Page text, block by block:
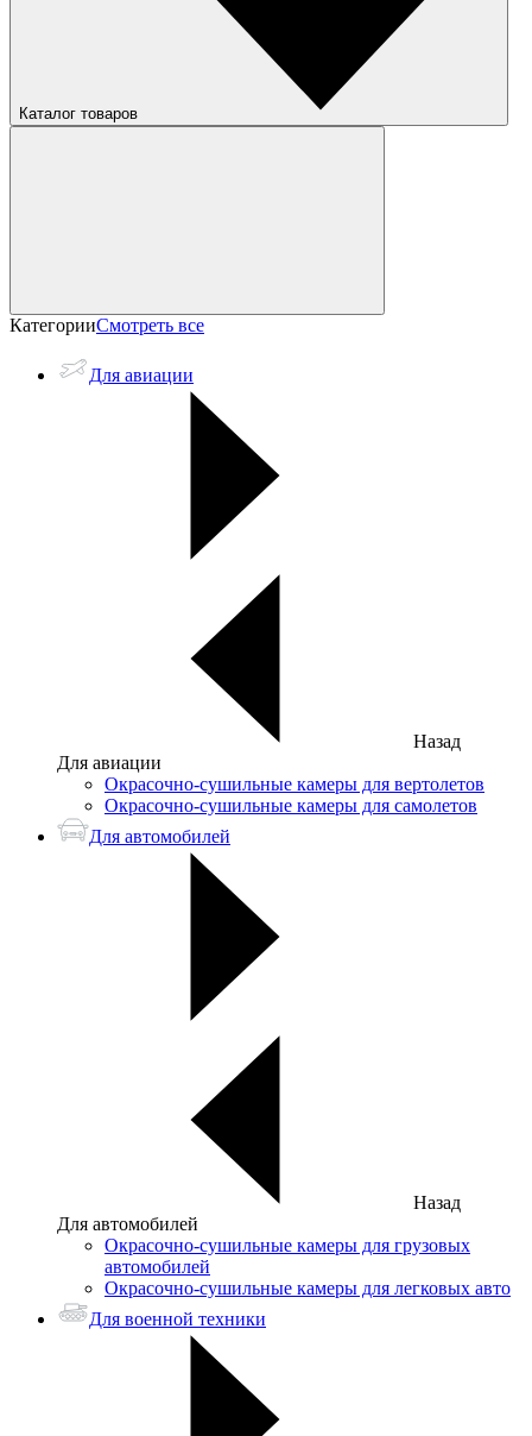
Каталог товаров
КатегорииСмотреть все
Для авиации
Назад
Для авиации
Окрасочно-сушильные камеры для вертолетов
Окрасочно-сушильные камеры для самолетов
Для автомобилей
Назад
Для автомобилей
Окрасочно-сушильные камеры для грузовых
автомобилей
Окрасочно-сушильные камеры для легковых авто
Для военной техники